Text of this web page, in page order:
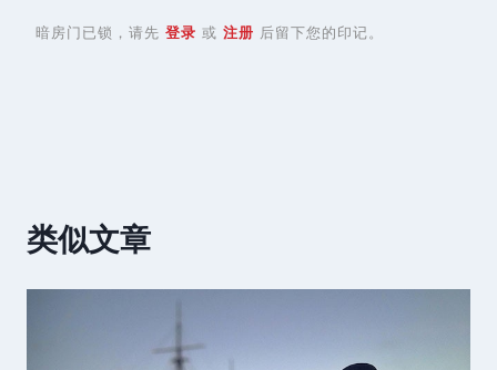
暗房门已锁，请先 登录 或 注册 后留下您的印记。
类似文章